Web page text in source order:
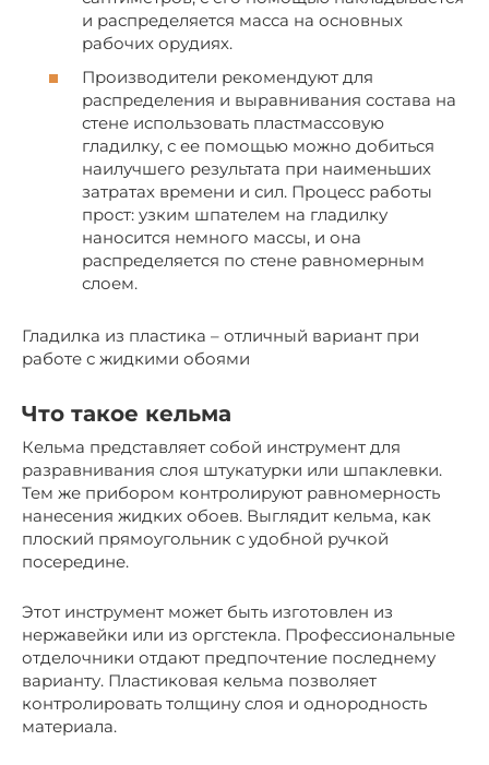
и распределяется масса на основных
рабочих орудиях.
Производители рекомендуют для
распределения и выравнивания состава на
стене использовать пластмассовую
гладилку, с ее помощью можно добиться
наилучшего результата при наименьших
затратах времени и сил. Процесс работы
прост: узким шпателем на гладилку
наносится немного массы, и она
распределяется по стене равномерным
слоем.
Гладилка из пластика – отличный вариант при
работе с жидкими обоями
Что такое кельма
Кельма представляет собой инструмент для
разравнивания слоя штукатурки или шпаклевки.
Тем же прибором контролируют равномерность
нанесения жидких обоев. Выглядит кельма, как
плоский прямоугольник с удобной ручкой
посередине.
Этот инструмент может быть изготовлен из
нержавейки или из оргстекла. Профессиональные
отделочники отдают предпочтение последнему
варианту. Пластиковая кельма позволяет
контролировать толщину слоя и однородность
материала.